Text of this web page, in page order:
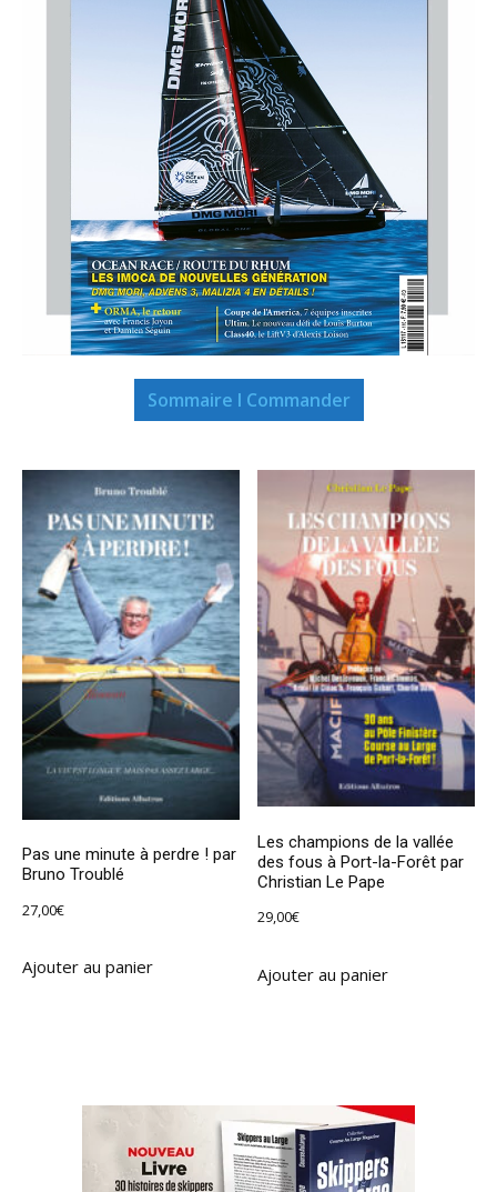
Sommaire I Commander
Pas une minute à perdre ! par
Bruno Troublé
27,00€
Ajouter au panier
Les champions de la vallée
des fous à Port-la-Forêt par
Christian Le Pape
29,00€
Ajouter au panier